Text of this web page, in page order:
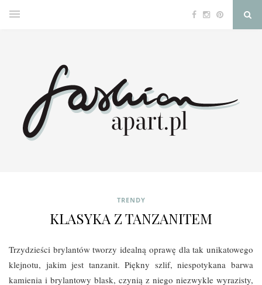
TRENDY
KLASYKA Z TANZANITEM
Trzydzieści brylantów tworzy idealną oprawę dla tak unikatowego
klejnotu, jakim jest tanzanit. Piękny szlif, niespotykana barwa
kamienia i brylantowy blask, czynią z niego niezwykle wyrazisty,